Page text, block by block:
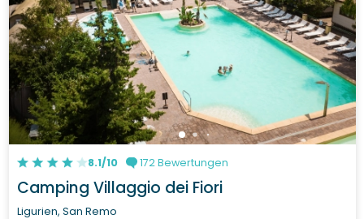
8.1/10 172 Bewertungen
Camping Villaggio dei Fiori
Ligurien, San Remo